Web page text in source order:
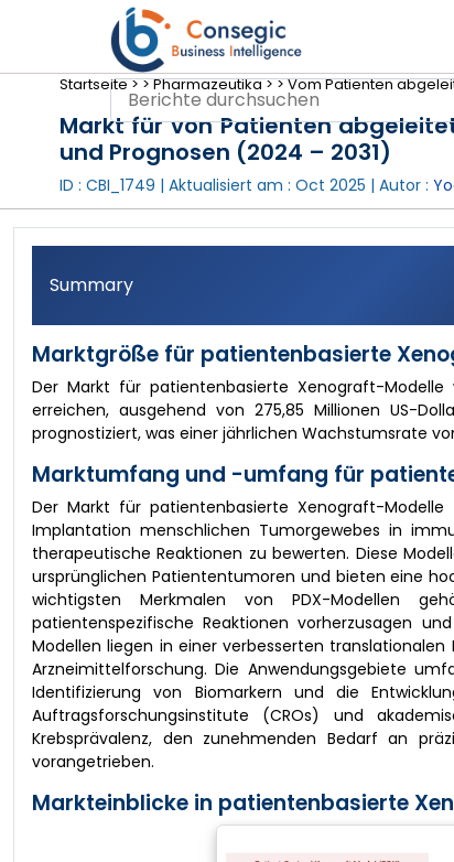
Startseite >>Pharmazeutika >>Vom Patienten
Markt für von Patienten
und Prognosen (2024 – 2031)
ID : CBI_1749 | Aktualisiert am : Oct 2025 | Autor :
Summary
Marktgröße für patientenbasierte
Der Markt für patientenbasierte Xenograft-Modelle
erreichen, ausgehend von 275,85 Millionen US-
prognostiziert, was einer jährlichen Wachstumsrate
Marktumfang und -umfang für
Der Markt für patientenbasierte Xenograft-
Implantation menschlichen Tumorgewebes in
therapeutische Reaktionen zu bewerten. Diese
ursprünglichen Patiententumoren und bieten eine
wichtigsten Merkmalen von PDX-Modellen
patientenspezifische Reaktionen vorherzusagen
Modellen liegen in einer verbesserten
Arzneimittelforschung. Die Anwendungsgebiete
Identifizierung von Biomarkern und die
Auftragsforschungsinstitute (CROs) und
Krebsprävalenz, den zunehmenden Bedarf an
vorangetrieben.
Markteinblicke in patientenbasierte